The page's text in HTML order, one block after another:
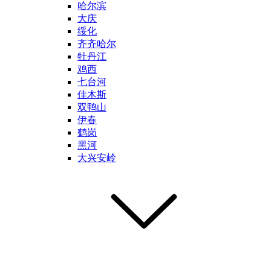
哈尔滨
大庆
绥化
齐齐哈尔
牡丹江
鸡西
七台河
佳木斯
双鸭山
伊春
鹤岗
黑河
大兴安岭